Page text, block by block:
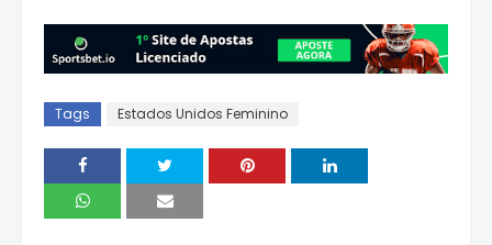
Tags Estados Unidos Feminino